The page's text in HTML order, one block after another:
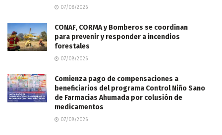
07/08/2026
CONAF, CORMA y Bomberos se coordinan
para prevenir y responder a incendios
forestales
07/08/2026
Comienza pago de compensaciones a
beneficiarios del programa Control Niño Sano
de Farmacias Ahumada por colusión de
medicamentos
07/08/2026